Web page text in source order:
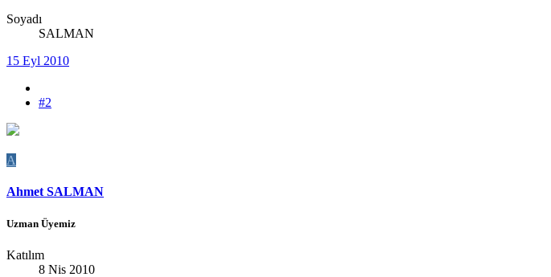
Soyadı
SALMAN
15 Eyl 2010
#2
A
Ahmet SALMAN
Uzman Üyemiz
Katılım
8 Nis 2010